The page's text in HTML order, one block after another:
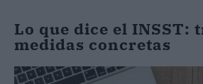
Lo que dice el INSST:
medidas concretas